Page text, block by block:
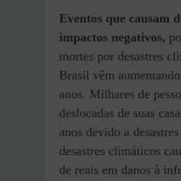
Eventos que causam
impactos negativos,
mortes por desastres
Brasil vêm
anos. Milhares de
deslocadas de suas
anos devido a
desastres climáticos
de reais em danos à